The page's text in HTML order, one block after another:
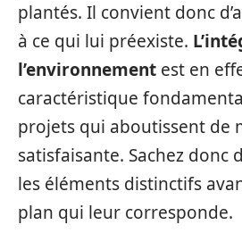
plantés. Il convient donc
à ce qui lui préexiste.
l’environnement est en
caractéristique
projets qui aboutissent de
satisfaisante. Sachez donc
les éléments distinctifs
plan qui leur corresponde.